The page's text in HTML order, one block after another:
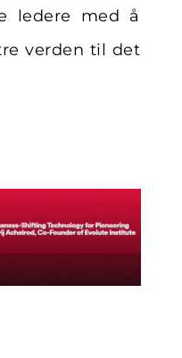
ledere med å
verden til det